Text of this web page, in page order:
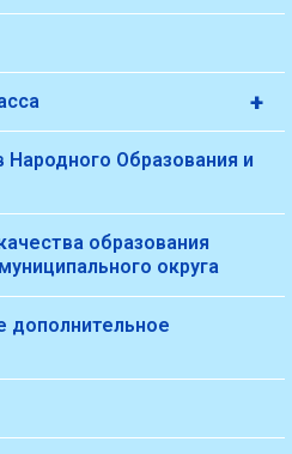
+
Образования и
образования
округа
дополнительное